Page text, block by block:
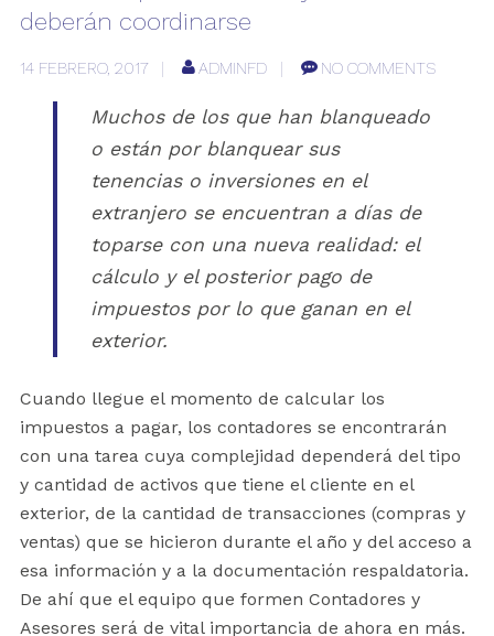
deberán coordinarse
14 FEBRERO, 2017 ADMINFD NO COMMENTS
Muchos de los que han blanqueado
o están por blanquear sus
tenencias o inversiones en el
extranjero se encuentran a días de
toparse con una nueva realidad: el
cálculo y el posterior pago de
impuestos por lo que ganan en el
exterior.
Cuando llegue el momento de calcular los
impuestos a pagar, los contadores se encontrarán
con una tarea cuya complejidad dependerá del tipo
y cantidad de activos que tiene el cliente en el
exterior, de la cantidad de transacciones (compras y
ventas) que se hicieron durante el año y del acceso a
esa información y a la documentación respaldatoria.
De ahí que el equipo que formen Contadores y
Asesores será de vital importancia de ahora en más.